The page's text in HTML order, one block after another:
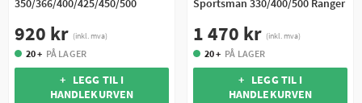
350/366/400/425/450/500
920 kr (inkl. mva)
20 + PÅ LAGER
+ LEGG TIL I
HANDLEKURVEN
Sportsman 330/400/500 Ranger
1 470 kr (inkl. mva)
20 + PÅ LAGER
+ LEGG TIL I
HANDLEKURVEN